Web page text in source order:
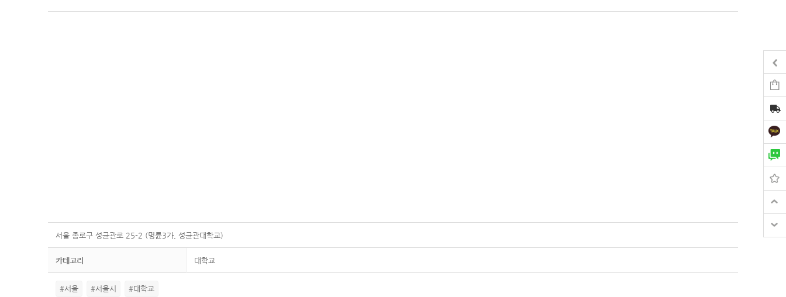
서울 종로구 성균관로 25-2 (명륜3가, 성균관대학교)
카테고리 대학교
#서울 #서울시 #대학교